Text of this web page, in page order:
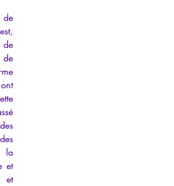
de
de
la
et
et